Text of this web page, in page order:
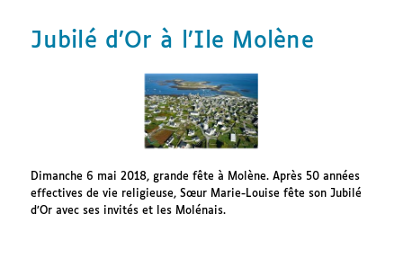
Jubilé d’Or à l’Ile Molène
Dimanche 6 mai 2018, grande fête à Molène. Après 50 années
effectives de vie religieuse, Sœur Marie-Louise fête son Jubilé
d’Or avec ses invités et les Molénais.